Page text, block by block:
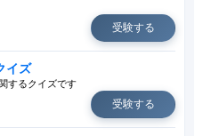
受験する
イズ
するクイズです
受験する